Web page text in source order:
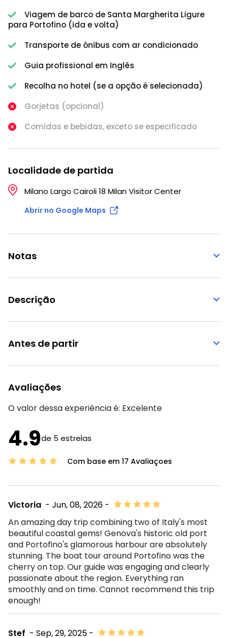
Viagem de barco de Santa Margherita Ligure
para Portofino (ida e volta)
Transporte de ônibus com ar condicionado
Guia profissional em Inglês
Recolha no hotel (se a opção é selecionada)
Gorjetas (opcional)
Comidas e bebidas, exceto se especificado
Localidade de partida
Milano Largo Cairoli 18 Milan Visitor Center
Abrir no Google Maps
Notas
Descrição
Antes de partir
Avaliações
O valor dessa experiência é: Excelente
4.9de 5 estrelas
Com base em 17 Avaliaçoes
- Jun, 08, 2026 -
Victoria
An amazing day trip combining two of Italy's most
beautiful coastal gems! Genova's historic old port
and Portofino's glamorous harbour are absolutely
stunning. The boat tour around Portofino was the
cherry on top. Our guide was engaging and clearly
passionate about the region. Everything ran
smoothly and on time. Cannot recommend this trip
enough!
- Sep, 29, 2025 -
Stef